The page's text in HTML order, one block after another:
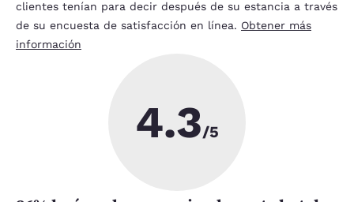
clientes tenían para decir después de su estancia a través
de su encuesta de satisfacción en línea. Obtener más
información
4.3/5